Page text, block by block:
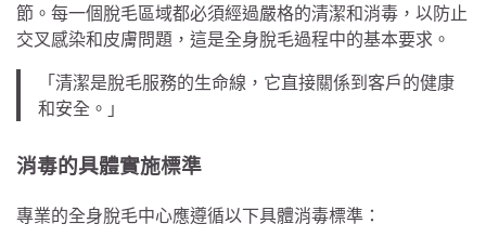
節。每一個脫毛區域都必須經過嚴格的清潔和消毒，以防止
交叉感染和皮膚問題，這是全身脫毛過程中的基本要求。
「清潔是脫毛服務的生命線，它直接關係到客戶的健康
和安全。」
消毒的具體實施標準
專業的全身脫毛中心應遵循以下具體消毒標準：